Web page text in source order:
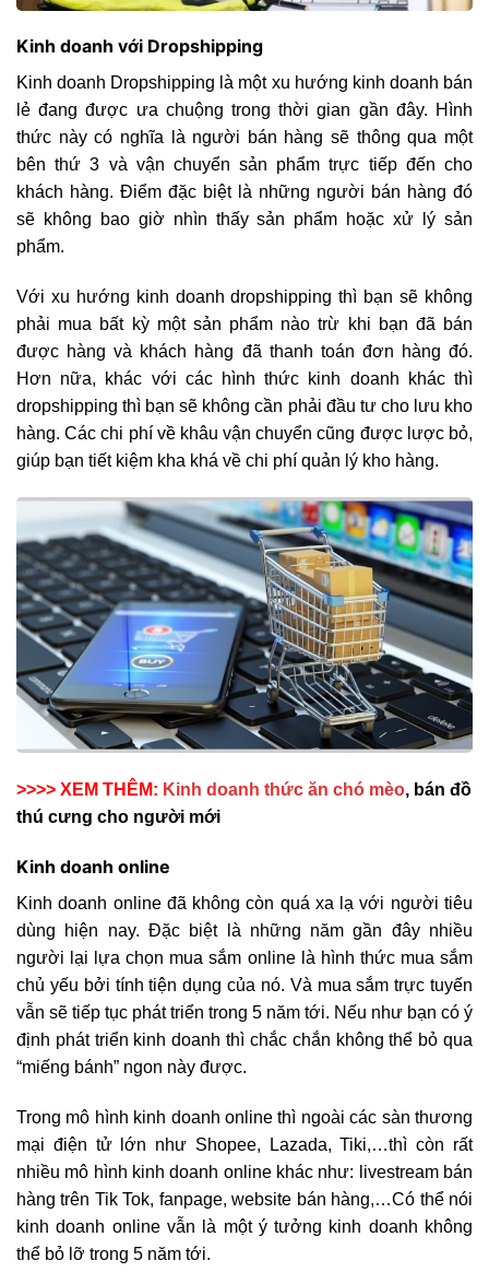
Kinh doanh với Dropshipping
Kinh doanh Dropshipping là một xu hướng kinh doanh bán
lẻ đang được ưa chuộng trong thời gian gần đây. Hình
thức này có nghĩa là người bán hàng sẽ thông qua một
bên thứ 3 và vận chuyển sản phẩm trực tiếp đến cho
khách hàng. Điểm đặc biệt là những người bán hàng đó
sẽ không bao giờ nhìn thấy sản phẩm hoặc xử lý sản
phẩm.
Với xu hướng kinh doanh dropshipping thì bạn sẽ không
phải mua bất kỳ một sản phẩm nào trừ khi bạn đã bán
được hàng và khách hàng đã thanh toán đơn hàng đó.
Hơn nữa, khác với các hình thức kinh doanh khác thì
dropshipping thì bạn sẽ không cần phải đầu tư cho lưu kho
hàng. Các chi phí về khâu vận chuyển cũng được lược bỏ,
giúp bạn tiết kiệm kha khá về chi phí quản lý kho hàng.
>>>> XEM THÊM: Kinh doanh thức ăn chó mèo, bán đồ
thú cưng cho người mới
Kinh doanh online
Kinh doanh online đã không còn quá xa lạ với người tiêu
dùng hiện nay. Đặc biệt là những năm gần đây nhiều
người lại lựa chọn mua sắm online là hình thức mua sắm
chủ yếu bởi tính tiện dụng của nó. Và mua sắm trực tuyến
vẫn sẽ tiếp tục phát triển trong 5 năm tới. Nếu như bạn có ý
định phát triển kinh doanh thì chắc chắn không thể bỏ qua
“miếng bánh” ngon này được.
Trong mô hình kinh doanh online thì ngoài các sàn thương
mại điện tử lớn như Shopee, Lazada, Tiki,…thì còn rất
nhiều mô hình kinh doanh online khác như: livestream bán
hàng trên Tik Tok, fanpage, website bán hàng,…Có thể nói
kinh doanh online vẫn là một ý tưởng kinh doanh không
thể bỏ lỡ trong 5 năm tới.